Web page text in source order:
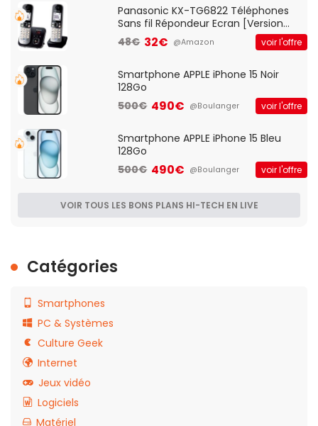
Panasonic KX-TG6822 Téléphones
Sans fil Répondeur Ecran [Version
Française]
48€ 32€ @Amazon voir l'offre
Smartphone APPLE iPhone 15 Noir
128Go
500€ 490€ @Boulanger voir l'offre
Smartphone APPLE iPhone 15 Bleu
128Go
500€ 490€ @Boulanger voir l'offre
VOIR TOUS LES BONS PLANS HI-TECH EN LIVE
Catégories
Smartphones
PC & Systèmes
Culture Geek
Internet
Jeux vidéo
Logiciels
Matériel